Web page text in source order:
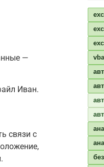
—
Иван.
связи с